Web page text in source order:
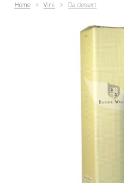
Home Vini Da dessert